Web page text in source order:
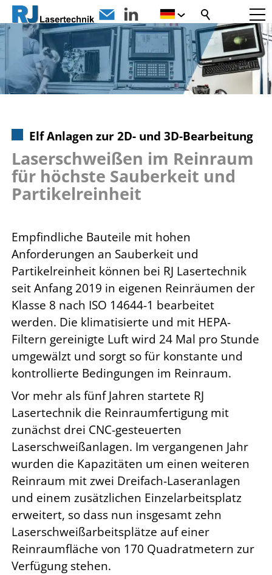
Elf Anlagen zur 2D- und 3D-Bearbeitung
Laserschweißen im Reinraum
für höchste Sauberkeit und
Partikelreinheit
Empfindliche Bauteile mit hohen
Anforderungen an Sauberkeit und
Partikelreinheit können bei RJ Lasertechnik
seit Anfang 2019 in eigenen Reinräumen der
Klasse 8 nach ISO 14644-1 bearbeitet
werden. Die klimatisierte und mit HEPA-
Filtern gereinigte Luft wird 24 Mal pro Stunde
umgewälzt und sorgt so für konstante und
kontrollierte Bedingungen im Reinraum.
Vor mehr als fünf Jahren startete RJ
Lasertechnik die Reinraumfertigung mit
zunächst drei CNC-gesteuerten
Laserschweißanlagen. Im vergangenen Jahr
wurden die Kapazitäten um einen weiteren
Reinraum mit zwei Dreifach-Laseranlagen
und einem zusätzlichen Einzelarbeitsplatz
erweitert, so dass nun insgesamt zehn
Laserschweißarbeitsplätze auf einer
Reinraumfläche von 170 Quadratmetern zur
Verfügung stehen.